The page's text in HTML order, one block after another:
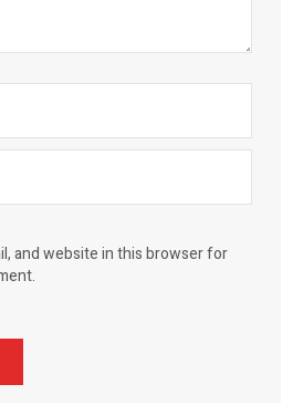
and website in this browser for